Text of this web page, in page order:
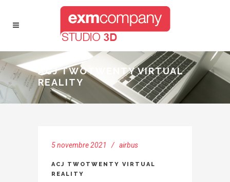
ACJ TWOTWENTY VIRTUAL
REALITY
5 novembre 2021 airbus
ACJ TWOTWENTY VIRTUAL
REALITY